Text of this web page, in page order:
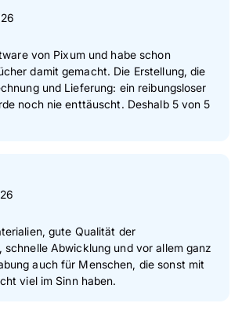
0 %
von Pixum und habe schon
damit gemacht. Die Erstellung, die
und Lieferung: ein reibungsloser
noch nie enttäuscht. Deshalb 5 von 5
gute Qualität der
Abwicklung und vor allem ganz
auch für Menschen, die sonst mit
viel im Sinn haben.